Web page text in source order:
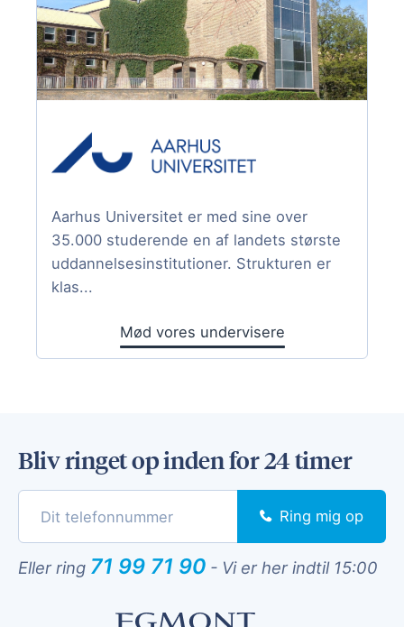
Aarhus Universitet er med sine over
35.000 studerende en af landets største
uddannelsesinstitutioner. Strukturen er
klas...
Mød vores undervisere
Bliv ringet op inden for 24 timer
Ring mig op
Eller ring 71 99 71 90 - Vi er her indtil 15:00